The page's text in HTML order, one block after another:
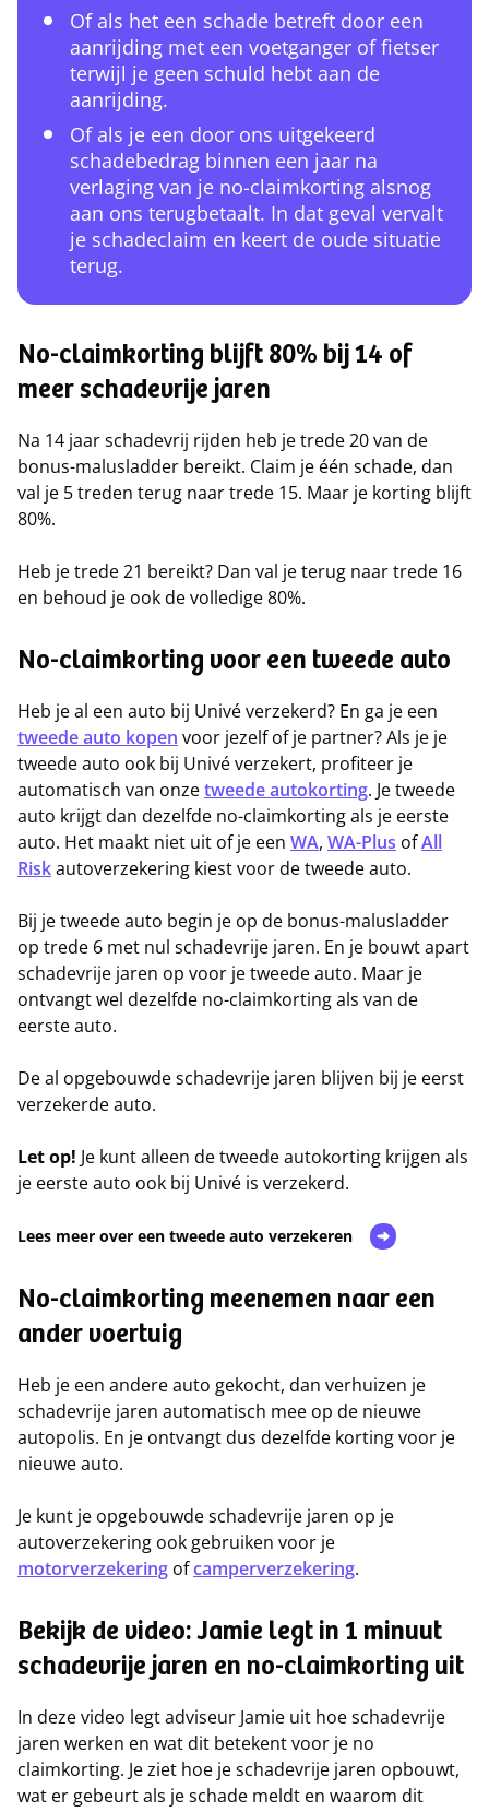
Of als het een schade betreft door een
aanrijding met een voetganger of fietser
terwijl je geen schuld hebt aan de
aanrijding.
Of als je een door ons uitgekeerd
schadebedrag binnen een jaar na
verlaging van je no-claimkorting alsnog
aan ons terugbetaalt. In dat geval vervalt
je schadeclaim en keert de oude situatie
terug.
No-claimkorting blijft 80% bij 14 of
meer schadevrije jaren
Na 14 jaar schadevrij rijden heb je trede 20 van de
bonus-malusladder bereikt. Claim je één schade, dan
val je 5 treden terug naar trede 15. Maar je korting blijft
80%.
Heb je trede 21 bereikt? Dan val je terug naar trede 16
en behoud je ook de volledige 80%.
No-claimkorting voor een tweede auto
Heb je al een auto bij Univé verzekerd? En ga je een
tweede auto kopen voor jezelf of je partner? Als je je
tweede auto ook bij Univé verzekert, profiteer je
automatisch van onzetweede autokorting. Je tweede
auto krijgt dan dezelfde no-claimkorting als je eerste
auto. Het maakt niet uit of je een WA, WA-Plus ofAll
Riskautoverzekering kiest voor de tweede auto.
Bij je tweede auto begin je op de bonus-malusladder
op trede 6 met nul schadevrije jaren. En je bouwt apart
schadevrije jaren op voor je tweede auto. Maar je
ontvangt wel dezelfde no-claimkorting als van de
eerste auto.
De al opgebouwde schadevrije jaren blijven bij je eerst
verzekerde auto.
Let op! Je kunt alleen de tweede autokorting krijgen als
je eerste auto ook bij Univé is verzekerd.
Lees meer over een tweede auto verzekeren
No-claimkorting meenemen naar een
ander voertuig
Heb je een andere auto gekocht, dan verhuizen je
schadevrije jaren automatisch mee op de nieuwe
autopolis. En je ontvangt dus dezelfde korting voor je
nieuwe auto.
Je kunt je opgebouwde schadevrije jaren op je
autoverzekering ook gebruiken voor je
motorverzekering ofcamperverzekering.
Bekijk de video: Jamie legt in 1 minuut
schadevrije jaren en no-claimkorting uit
In deze video legt adviseur Jamie uit hoe schadevrije
jaren werken en wat dit betekent voor je no
claimkorting. Je ziet hoe je schadevrije jaren opbouwt,
wat er gebeurt als je schade meldt en waarom dit